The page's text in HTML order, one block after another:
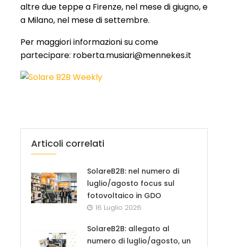
altre due teppe a Firenze, nel mese di giugno, e
a Milano, nel mese di settembre.
Per maggiori informazioni su come
partecipare: roberta.musiari@mennekes.it
Articoli correlati
SolareB2B: nel numero di
luglio/agosto focus sul
fotovoltaico in GDO
16 Luglio 2026
SolareB2B: allegato al
numero di luglio/agosto, un